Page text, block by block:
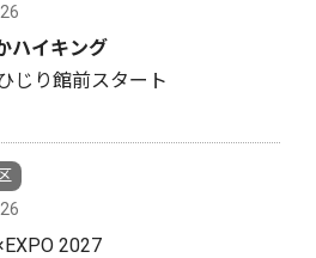
ハイキング
じり館前スタート
2027